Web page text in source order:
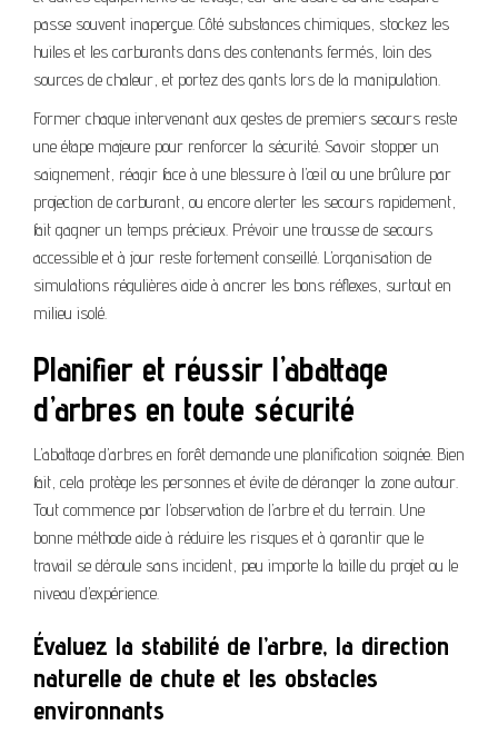
passe souvent inaperçue. Côté substances chimiques, stockez les
huiles et les carburants dans des contenants fermés, loin des
sources de chaleur, et portez des gants lors de la manipulation.
Former chaque intervenant aux gestes de premiers secours reste
une étape majeure pour renforcer la sécurité. Savoir stopper un
saignement, réagir face à une blessure à l’œil ou une brûlure par
projection de carburant, ou encore alerter les secours rapidement,
fait gagner un temps précieux. Prévoir une trousse de secours
accessible et à jour reste fortement conseillé. L’organisation de
simulations régulières aide à ancrer les bons réflexes, surtout en
milieu isolé.
Planifier et réussir l’abattage
d’arbres en toute sécurité
L’abattage d’arbres en forêt demande une planification soignée. Bien
fait, cela protège les personnes et évite de déranger la zone autour.
Tout commence par l’observation de l’arbre et du terrain. Une
bonne méthode aide à réduire les risques et à garantir que le
travail se déroule sans incident, peu importe la taille du projet ou le
niveau d’expérience.
Évaluez la stabilité de l’arbre, la direction
naturelle de chute et les obstacles
environnants